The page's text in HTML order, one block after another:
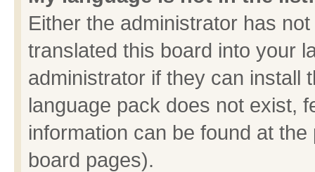
Either the administrator has
translated this board into your
administrator if they can install
language pack does not exist,
information can be found at
board pages).